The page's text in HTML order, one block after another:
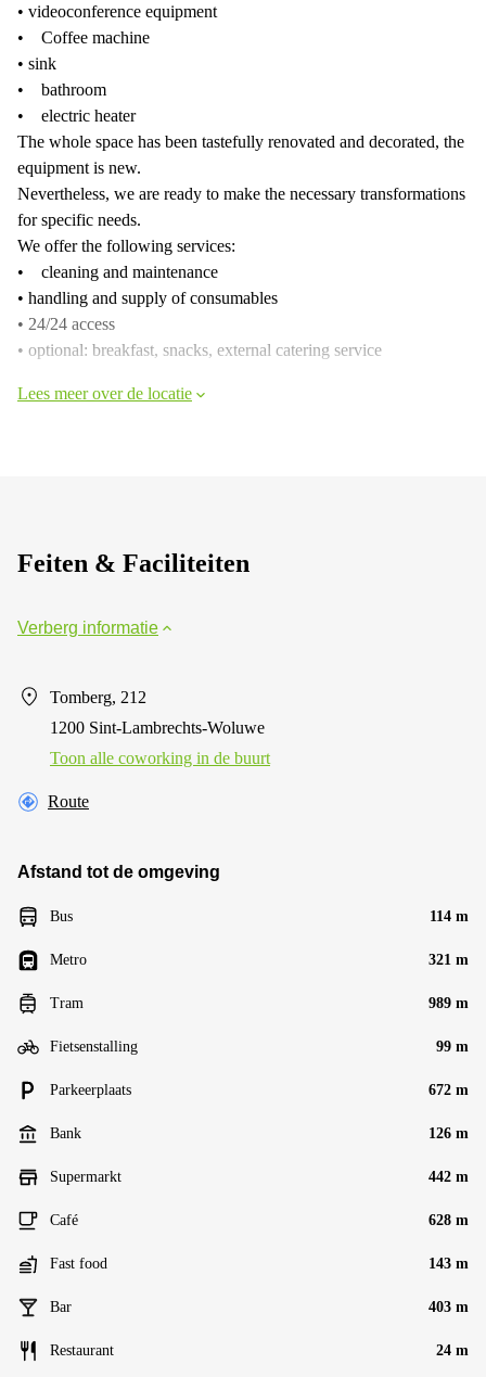
• videoconference equipment
• Coffee machine
• sink
• bathroom
• electric heater
The whole space has been tastefully renovated and decorated, the
equipment is new.
Nevertheless, we are ready to make the necessary transformations
for specific needs.
We offer the following services:
• cleaning and maintenance
• handling and supply of consumables
• 24/24 access
• optional: breakfast, snacks, external catering service
Lees meer over de locatie
Feiten & Faciliteiten
Verberg informatie
Tomberg, 212
1200 Sint-Lambrechts-Woluwe
Toon alle сoworking in de buurt
Route
Afstand tot de omgeving
Bus 114 m
Metro 321 m
Tram 989 m
Fietsenstalling 99 m
Parkeerplaats 672 m
Bank 126 m
Supermarkt 442 m
Café 628 m
Fast food 143 m
Bar 403 m
Restaurant 24 m